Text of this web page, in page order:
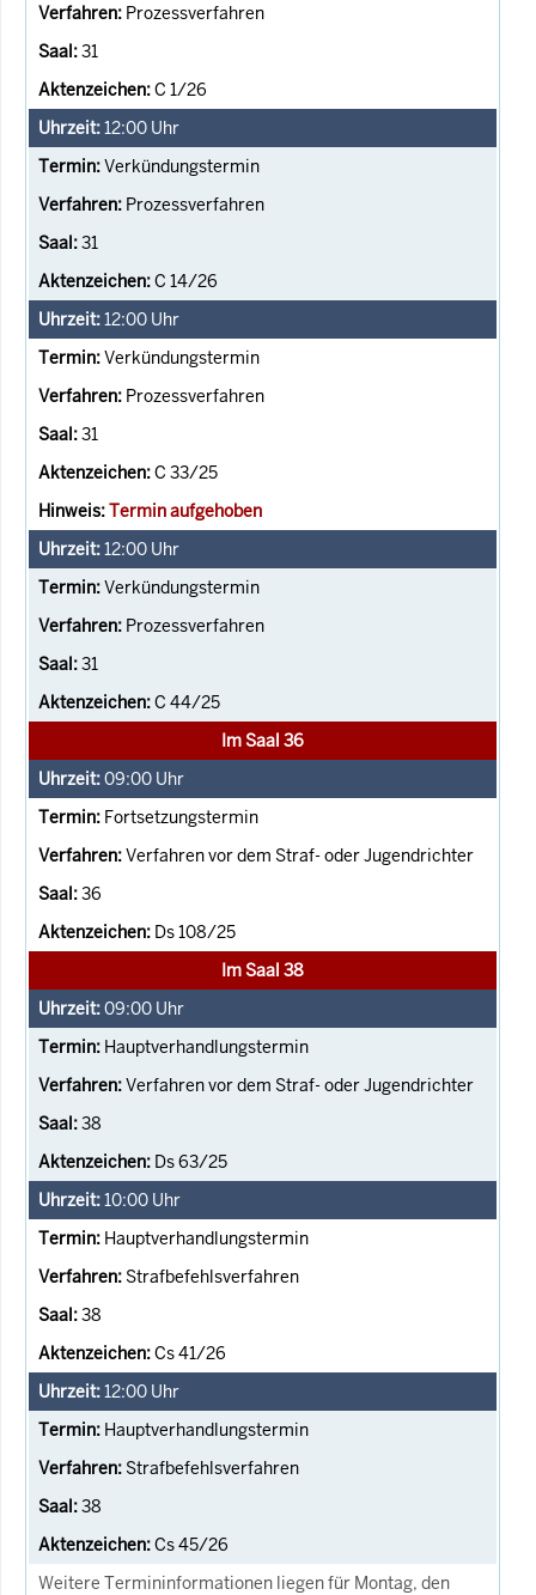
Prozessverfahren
31
C 1/26
12:00 Uhr
Verkündungstermin
Prozessverfahren
31
C 14/26
12:00 Uhr
Verkündungstermin
Prozessverfahren
31
C 33/25
Termin aufgehoben
12:00 Uhr
Verkündungstermin
Prozessverfahren
31
C 44/25
Im Saal 36
09:00 Uhr
Fortsetzungstermin
Verfahren vor dem Straf- oder Jugendrichter
36
Ds 108/25
Im Saal 38
09:00 Uhr
Hauptverhandlungstermin
Verfahren vor dem Straf- oder Jugendrichter
38
Ds 63/25
10:00 Uhr
Hauptverhandlungstermin
Strafbefehlsverfahren
38
Cs 41/26
12:00 Uhr
Hauptverhandlungstermin
Strafbefehlsverfahren
38
Cs 45/26
Weitere Termininformationen liegen für Montag, den